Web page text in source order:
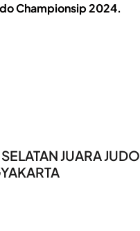
Championsip 2024.
JUARA JUDO